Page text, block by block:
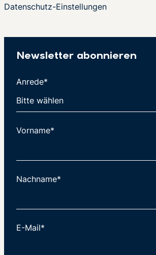
Datenschutz-Einstellungen
Newsletter abonnieren
Anrede*
Vorname*
Nachname*
E-Mail*